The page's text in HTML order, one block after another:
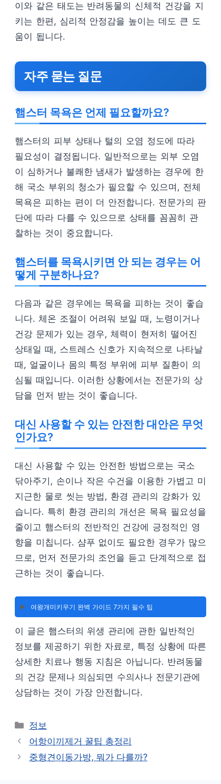
이와 같은 태도는 반려동물의 신체적 건강을 지
키는 한편, 심리적 안정감을 높이는 데도 큰 도
움이 됩니다.
자주 묻는 질문
햄스터 목욕은 언제 필요할까요?
햄스터의 피부 상태나 털의 오염 정도에 따라
필요성이 결정됩니다. 일반적으로는 외부 오염
이 심하거나 불쾌한 냄새가 발생하는 경우에 한
해 국소 부위의 청소가 필요할 수 있으며, 전체
목욕은 피하는 편이 더 안전합니다. 전문가의 판
단에 따라 다를 수 있으므로 상태를 꼼꼼히 관
찰하는 것이 중요합니다.
햄스터를 목욕시키면 안 되는 경우는 어
떻게 구분하나요?
다음과 같은 경우에는 목욕을 피하는 것이 좋습
니다. 체온 조절이 어려워 보일 때, 노령이거나
건강 문제가 있는 경우, 체력이 현저히 떨어진
상태일 때, 스트레스 신호가 지속적으로 나타날
때, 얼굴이나 몸의 특정 부위에 피부 질환이 의
심될 때입니다. 이러한 상황에서는 전문가의 상
담을 먼저 받는 것이 좋습니다.
대신 사용할 수 있는 안전한 대안은 무엇
인가요?
대신 사용할 수 있는 안전한 방법으로는 국소
닦아주기, 손이나 작은 수건을 이용한 가볍고 미
지근한 물로 씻는 방법, 환경 관리의 강화가 있
습니다. 특히 환경 관리의 개선은 목욕 필요성을
줄이고 햄스터의 전반적인 건강에 긍정적인 영
향을 미칩니다. 샴푸 없이도 필요한 경우가 많으
므로, 먼저 전문가의 조언을 듣고 단계적으로 접
근하는 것이 좋습니다.
▶️ 여왕개미키우기 완벽 가이드 7가지 필수 팁
이 글은 햄스터의 위생 관리에 관한 일반적인
정보를 제공하기 위한 자료로, 특정 상황에 따른
상세한 치료나 행동 지침은 아닙니다. 반려동물
의 건강 문제나 의심되면 수의사나 전문기관에
상담하는 것이 가장 안전합니다.
카
테
리
정보
어항이끼제거 꿀팁 총정리
중형견이동가방, 뭐가 다를까?